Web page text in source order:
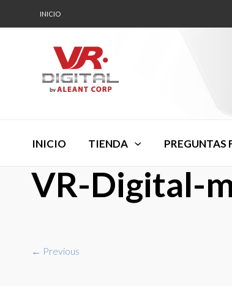
INICIO
INICIO TIENDA PREGUNTAS
VR-Digital-
← Previous